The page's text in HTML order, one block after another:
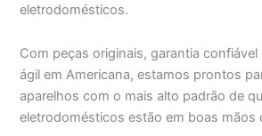
eletrodomésticos.
Com peças originais, garantia
ágil em Americana, estamos prontos
aparelhos com o mais alto padrão de
eletrodomésticos estão em boas mãos